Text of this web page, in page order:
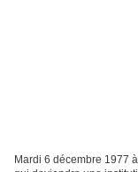
Mardi 6 décembre 1977